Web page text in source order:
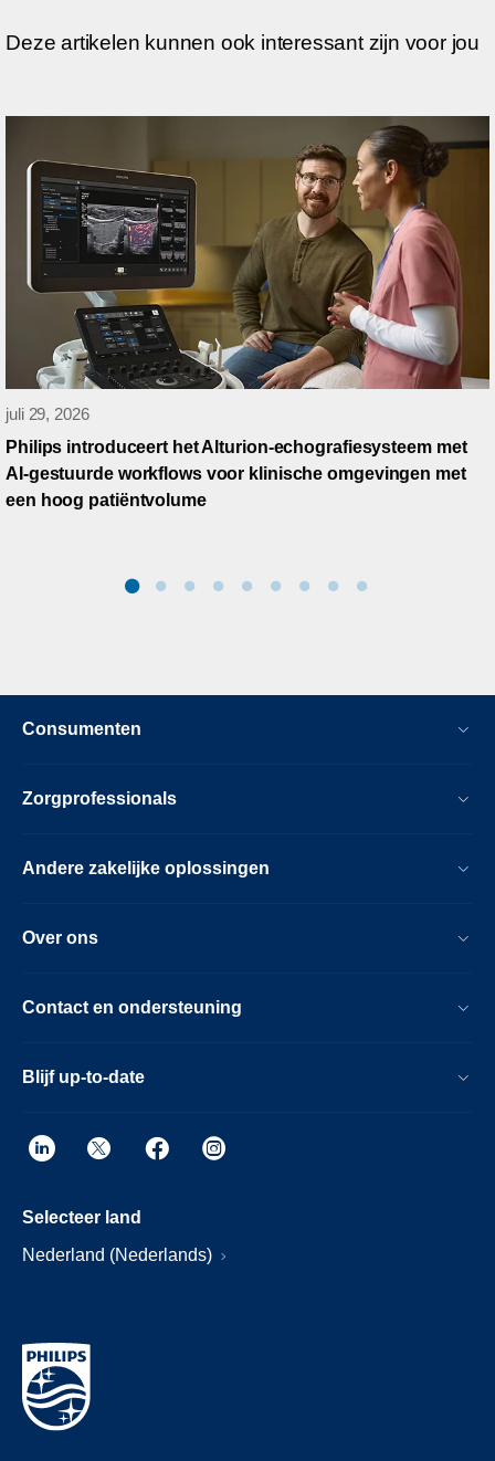
Deze artikelen kunnen ook interessant zijn voor jou
juli 29, 2026
Philips introduceert het Alturion-echografiesysteem met
AI-gestuurde workflows voor klinische omgevingen met
een hoog patiëntvolume
Consumenten
Zorgprofessionals
Andere zakelijke oplossingen
Over ons
Contact en ondersteuning
Blijf up-to-date
Selecteer land
Nederland (Nederlands)